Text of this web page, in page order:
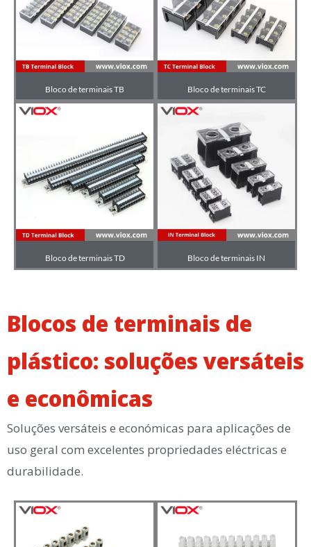
Bloco de terminais TB Bloco de terminais TC
Bloco de terminais TD Bloco de terminais IN
Blocos de terminais de
plástico: soluções versáteis
e econômicas
Soluções versáteis e económicas para aplicações de
uso geral com excelentes propriedades eléctricas e
durabilidade.